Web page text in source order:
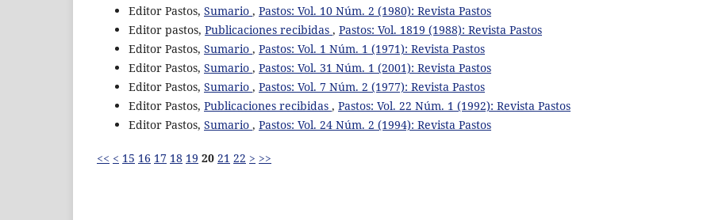
Editor Pastos, Sumario , Pastos: Vol. 10 Núm. 2 (1980): Revista Pastos
Editor pastos, Publicaciones recibidas , Pastos: Vol. 1819 (1988): Revista Pastos
Editor Pastos, Sumario , Pastos: Vol. 1 Núm. 1 (1971): Revista Pastos
Editor Pastos, Sumario , Pastos: Vol. 31 Núm. 1 (2001): Revista Pastos
Editor Pastos, Sumario , Pastos: Vol. 7 Núm. 2 (1977): Revista Pastos
Editor Pastos, Publicaciones recibidas , Pastos: Vol. 22 Núm. 1 (1992): Revista Pastos
Editor Pastos, Sumario , Pastos: Vol. 24 Núm. 2 (1994): Revista Pastos
<< < 15 16 17 18 19 20 21 22 > >>